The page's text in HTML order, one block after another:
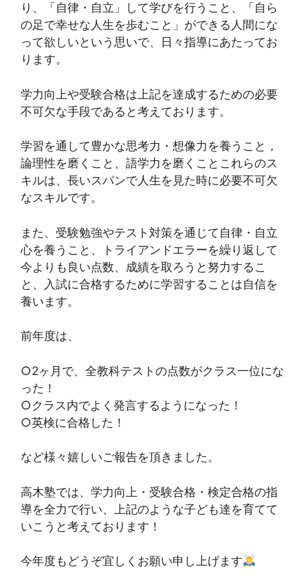
り、「自律・自立」して学びを行うこと、「自ら
の足で幸せな人生を歩むこと」ができる人間にな
って欲しいという思いで、日々指導にあたってお
ります。
学力向上や受験合格は上記を達成するための必要
不可欠な手段であると考えております。
学習を通して豊かな思考力・想像力を養うこと，
論理性を磨くこと、語学力を磨くことこれらのス
キルは、長いスパンで人生を見た時に必要不可欠
なスキルです。
また、受験勉強やテスト対策を通じて自律・自立
心を養うこと、トライアンドエラーを繰り返して
今よりも良い点数、成績を取ろうと努力するこ
と、入試に合格するために学習することは自信を
養います。
前年度は、
○2ヶ月で、全教科テストの点数がクラス一位にな
った！
○クラス内でよく発言するようになった！
○英検に合格した！
など様々嬉しいご報告を頂きました。
高木塾では、学力向上・受験合格・検定合格の指
導を全力で行い、上記のような子ども達を育てて
いこうと考えております！
今年度もどうぞ宜しくお願い申し上げます